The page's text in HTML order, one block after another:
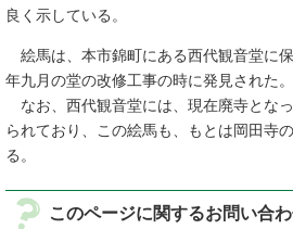
良く示している。
絵馬は、本市錦町にある西代観音堂に
年九月の堂の改修工事の時に発見された。
なお、西代観音堂には、現在廃寺とな
られており、この絵馬も、もとは岡田寺
る。
このページに関するお問い合